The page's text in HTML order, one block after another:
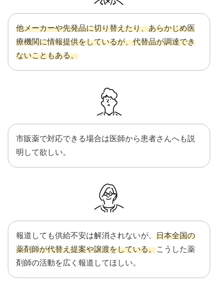
他メーカーや先発品に切り替えたり、あらかじめ医
療機関に情報提供をしているが、代替品が調達でき
ないこともある。
市販薬で対応できる場合は医師から患者さんへも説
明して欲しい。
報道しても供給不安は解消されないが、 日本全国の
薬剤師が代替え提案や譲渡をしている。こうした薬
剤師の活動を広く報道してほしい。